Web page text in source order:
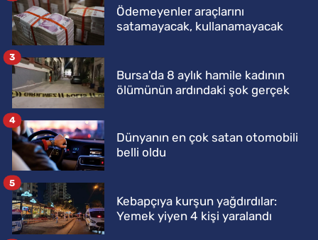
Ödemeyenler araçlarını
satamayacak, kullanamayacak
Bursa'da 8 aylık hamile kadının
ölümünün ardındaki şok gerçek
3
Dünyanın en çok satan otomobili
belli oldu
4
Kebapçıya kurşun yağdırdılar:
Yemek yiyen 4 kişi yaralandı
5